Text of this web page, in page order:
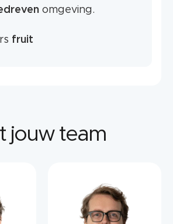
omgeving.
fruit
jouw team